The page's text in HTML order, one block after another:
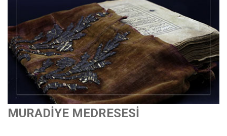
MURADİYE MEDRESESİ